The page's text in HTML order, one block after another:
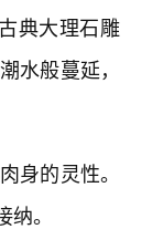
典大理石雕
水般蔓延，
身的灵性。
。